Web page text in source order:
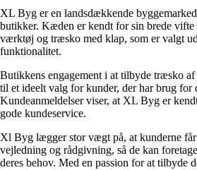
XL Byg er en landsdækkende
butikker. Kæden er kendt for sin brede vifte
værktøj og træsko med klap, som er valgt
funktionalitet.
Butikkens engagement i at tilbyde træsko af
til et ideelt valg for kunder, der har brug for
Kundeanmeldelser viser, at XL Byg er
gode kundeservice.
Xl Byg lægger stor vægt på, at kunderne
vejledning og rådgivning, så de kan
deres behov. Med en passion for at tilbyde